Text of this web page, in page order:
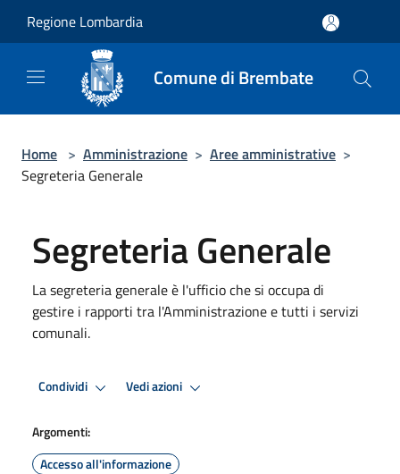
Regione Lombardia
Comune di Brembate
Home > Amministrazione > Aree amministrative >
Segreteria Generale
Segreteria Generale
La segreteria generale è l'ufficio che si occupa di
gestire i rapporti tra l'Amministrazione e tutti i servizi
comunali.
Condividi Vedi azioni
Argomenti:
Accesso all'informazione